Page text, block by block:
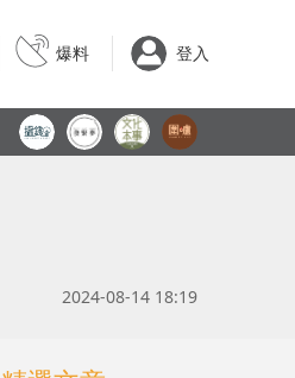
爆料 登入
2024-08-14 18:19